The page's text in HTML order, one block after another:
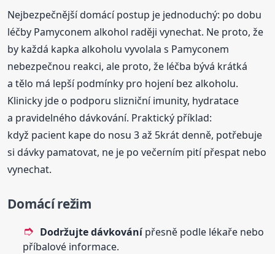
Nejbezpečnější domácí postup je jednoduchý: po dobu
léčby Pamyconem alkohol raději vynechat. Ne proto, že
by každá kapka alkoholu vyvolala s Pamyconem
nebezpečnou reakci, ale proto, že léčba bývá krátká
a tělo má lepší podmínky pro hojení bez alkoholu.
Klinicky jde o podporu slizniční imunity, hydratace
a pravidelného dávkování. Praktický příklad:
když pacient kape do nosu 3 až 5krát denně, potřebuje
si dávky pamatovat, ne je po večerním pití přespat nebo
vynechat.
Domácí režim
Dodržujte dávkovánípřesně podle lékaře nebo
příbalové informace.